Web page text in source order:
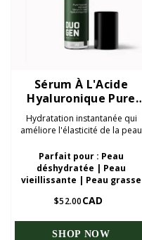
Sérum À L'Acide
Hyaluronique Pure
30ml
Hydratation instantanée qui
améliore l'élasticité de la peau
Parfait pour : Peau
déshydratée | Peau
vieillissante | Peau grasse
$52.00CAD
SHOP NOW